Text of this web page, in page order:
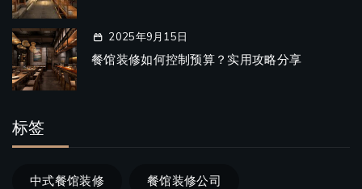
2025年9月15日
餐馆装修如何控制预算？实用攻略分享
标签
中式餐馆装修 餐馆装修公司